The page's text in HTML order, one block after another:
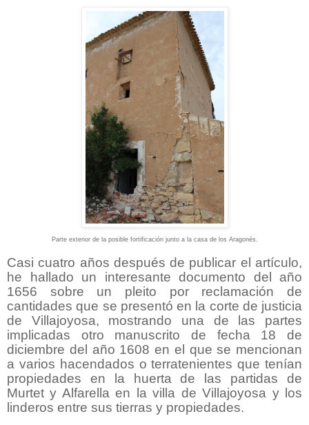
Parte exterior de la posible fortificación junto a la casa de los Aragonés.
Casi cuatro años después de publicar el artículo,
he hallado un interesante documento del año
1656 sobre un pleito por reclamación de
cantidades que se presentó en la corte de justicia
de Villajoyosa, mostrando una de las partes
implicadas otro manuscrito de fecha 18 de
diciembre del año 1608 en el que se mencionan
a varios hacendados o terratenientes que tenían
propiedades en la huerta de las partidas de
Murtet y Alfarella en la villa de Villajoyosa y los
linderos entre sus tierras y propiedades.